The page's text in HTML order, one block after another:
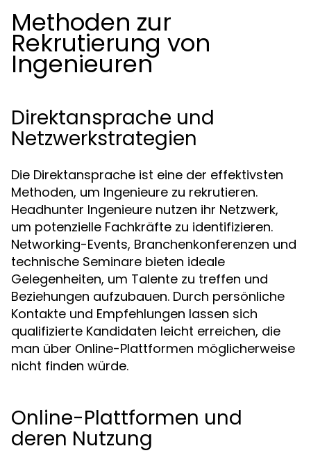
Methoden zur
Rekrutierung von
Ingenieuren
Direktansprache und
Netzwerkstrategien
Die Direktansprache ist eine der effektivsten
Methoden, um Ingenieure zu rekrutieren.
Headhunter Ingenieure nutzen ihr Netzwerk,
um potenzielle Fachkräfte zu identifizieren.
Networking-Events, Branchenkonferenzen und
technische Seminare bieten ideale
Gelegenheiten, um Talente zu treffen und
Beziehungen aufzubauen. Durch persönliche
Kontakte und Empfehlungen lassen sich
qualifizierte Kandidaten leicht erreichen, die
man über Online-Plattformen möglicherweise
nicht finden würde.
Online-Plattformen und
deren Nutzung